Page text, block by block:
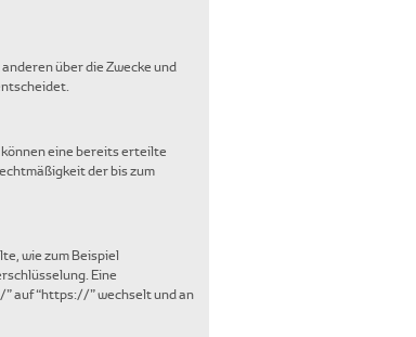
über die Zwecke und
eine bereits erteilte
der bis zum
wie zum Beispiel
Eine
auf “https://” wechselt und an